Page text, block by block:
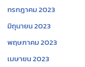
กรกฎาคม 2023
มิถุนายน 2023
พฤษภาคม 2023
เมษายน 2023